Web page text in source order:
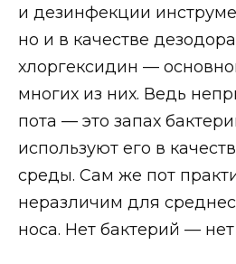
и дезинфекции
но и в качестве
хлоргексидин —
многих из них. Ведь
пота — это запах
используют его в
среды. Сам же пот
неразличим для
носа. Нет бактерий — нет